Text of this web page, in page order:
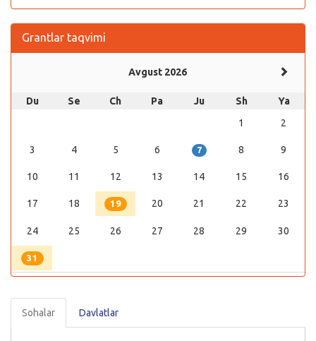
Grantlar taqvimi
Avgust 2026
Du Se Ch Pa Ju Sh
Ya
1
2
3 4 5 6 7 8 9
10 11 12 13 14 15 16
17 18 19 20 21 22 23
24 25 26 27 28 29 30
31
Sohalar Davlatlar